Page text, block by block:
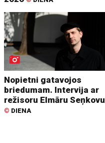
Nopietni gatavojos
briedumam. Intervija ar
režisoru Elmāru Seņkovu
© DIENA